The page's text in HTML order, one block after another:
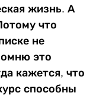
жизнь. А
что
не
это
кажется, что
способны